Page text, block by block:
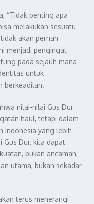
“Tidak penting apa
melakukan sesuatu
akan pernah
menjadi pengingat
pada sejauh mana
untuk
berkeadilan.
nilai-nilai Gus Dur
haul, tetapi dalam
Indonesia yang lebih
Gus Dur, kita dapat
bukan ancaman,
utama, bukan sekadar
terus menerangi